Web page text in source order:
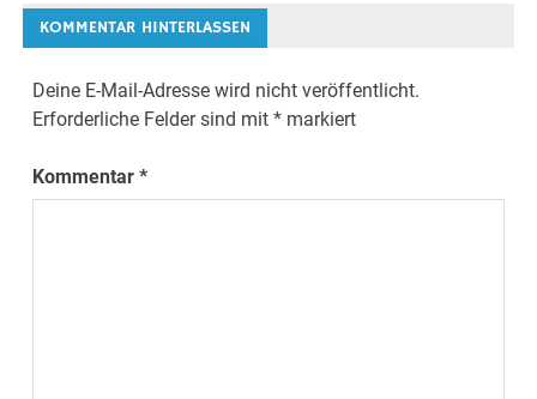
KOMMENTAR HINTERLASSEN
Deine E-Mail-Adresse wird nicht veröffentlicht.
Erforderliche Felder sind mit* markiert
Kommentar*